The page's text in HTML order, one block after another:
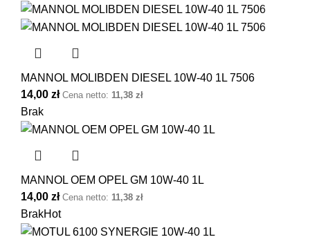
MANNOL MOLIBDEN DIESEL 10W-40 1L 7506
14,00 zł Cena netto: 11,38 zł
Brak
MANNOL OEM OPEL GM 10W-40 1L
14,00 zł Cena netto: 11,38 zł
BrakHot